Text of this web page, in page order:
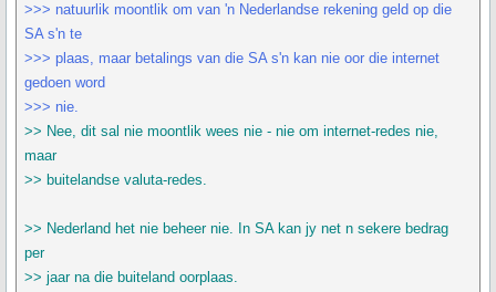
>>> natuurlik moontlik om van 'n Nederlandse rekening geld op die
SA s'n te
>>> plaas, maar betalings van die SA s'n kan nie oor die internet
gedoen word
>>> nie.
>> Nee, dit sal nie moontlik wees nie - nie om internet-redes nie,
maar
>> buitelandse valuta-redes.
>> Nederland het nie beheer nie. In SA kan jy net n sekere bedrag
per
>> jaar na die buiteland oorplaas.